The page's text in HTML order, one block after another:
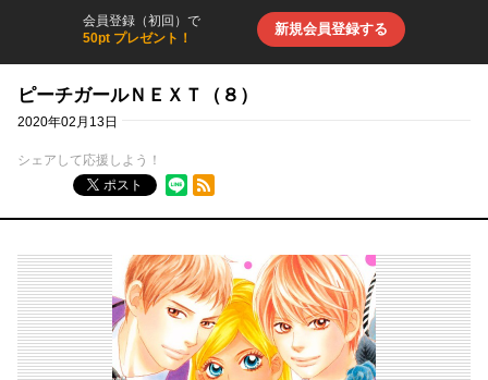
会員登録（初回）で
50pt プレゼント！
新規会員登録する
ピーチガールＮＥＸＴ（８）
2020年02月13日
シェアして応援しよう！
ポスト
RSSフィード